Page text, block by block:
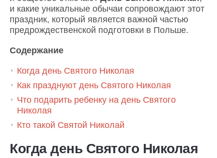
и какие уникальные обычаи сопровождают этот
праздник, который является важной частью
предрождественской подготовки в Польше.
Содержание
Когда день Святого Николая
Как празднуют день Святого Николая
Что подарить ребенку на день Святого
Николая
Кто такой Святой Николай
Когда день Святого Николая